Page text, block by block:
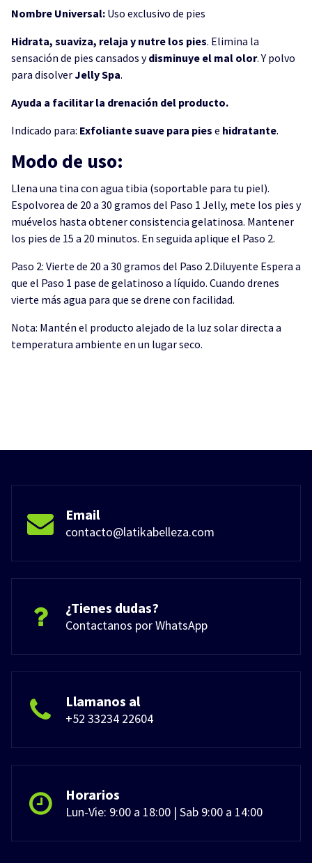
Nombre Universal: Uso exclusivo de pies
Hidrata, suaviza, relaja y nutre los pies. Elimina la
sensación de pies cansados ydisminuye el mal olor. Y polvo
para disolverJelly Spa.
Ayuda a facilitar la drenación del producto.
Indicado para: Exfoliantesuave para pies e hidratante.
Modo de uso:
Llena una tina con agua tibia (soportable para tu piel).
Espolvorea de 20 a 30 gramos del Paso 1 Jelly, mete los pies y
muévelos hasta obtener consistencia gelatinosa. Mantener
los pies de 15 a 20 minutos. En seguida aplique el Paso 2.
Paso 2: Vierte de 20 a 30 gramos del Paso 2.Diluyente Espera a
que el Paso 1 pase de gelatinoso a líquido. Cuando drenes
vierte más agua para que se drene con facilidad.
Nota: Mantén el producto alejado de la luz solar directa a
temperatura ambiente en un lugar seco.
Email
contacto@latikabelleza.com
¿Tienes dudas?
Contactanos por WhatsApp
Llamanos al
+52 33234 22604
Horarios
Lun-Vie: 9:00 a 18:00 | Sab 9:00 a 14:00